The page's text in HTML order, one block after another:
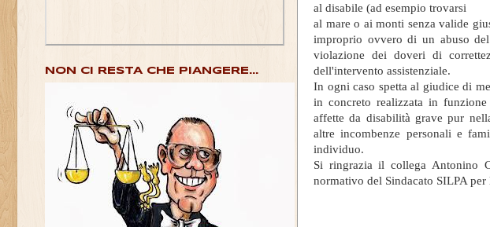
al disabile (ad esempio trovarsi
al mare o ai monti senza valide
improprio ovvero di un abuso
violazione dei doveri di
dell'intervento assistenziale.
In ogni caso spetta al giudice di
in concreto realizzata in
affette da disabilità grave pur
altre incombenze personali e
individuo.
Si ringrazia il collega Antonino
normativo del Sindacato SILPA
NON CI RESTA CHE PIANGERE...